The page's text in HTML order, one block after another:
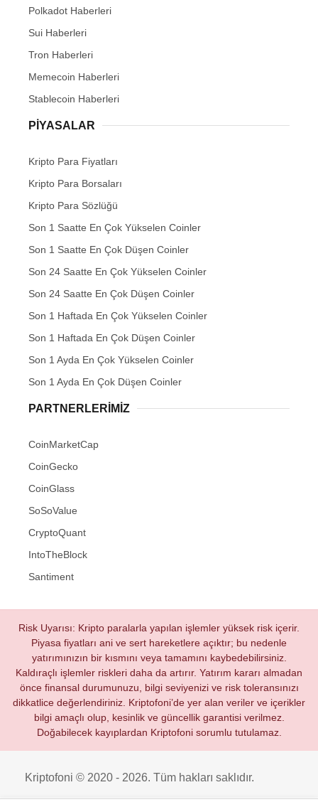
Polkadot Haberleri
Sui Haberleri
Tron Haberleri
Memecoin Haberleri
Stablecoin Haberleri
PIYASALAR
Kripto Para Fiyatları
Kripto Para Borsaları
Kripto Para Sözlüğü
Son 1 Saatte En Çok Yükselen Coinler
Son 1 Saatte En Çok Düşen Coinler
Son 24 Saatte En Çok Yükselen Coinler
Son 24 Saatte En Çok Düşen Coinler
Son 1 Haftada En Çok Yükselen Coinler
Son 1 Haftada En Çok Düşen Coinler
Son 1 Ayda En Çok Yükselen Coinler
Son 1 Ayda En Çok Düşen Coinler
PARTNERLERIMIZ
CoinMarketCap
CoinGecko
CoinGlass
SoSoValue
CryptoQuant
IntoTheBlock
Santiment
Risk Uyarısı: Kripto paralarla yapılan işlemler yüksek risk içerir.
Piyasa fiyatları ani ve sert hareketlere açıktır; bu nedenle
yatırımınızın bir kısmını veya tamamını kaybedebilirsiniz.
Kaldıraçlı işlemler riskleri daha da artırır. Yatırım kararı almadan
önce finansal durumunuzu, bilgi seviyenizi ve risk toleransınızı
dikkatlice değerlendiriniz. Kriptofoni’de yer alan veriler ve içerikler
bilgi amaçlı olup, kesinlik ve güncellik garantisi verilmez.
Doğabilecek kayıplardan Kriptofoni sorumlu tutulamaz.
Kriptofoni © 2020 - 2026. Tüm hakları saklıdır.